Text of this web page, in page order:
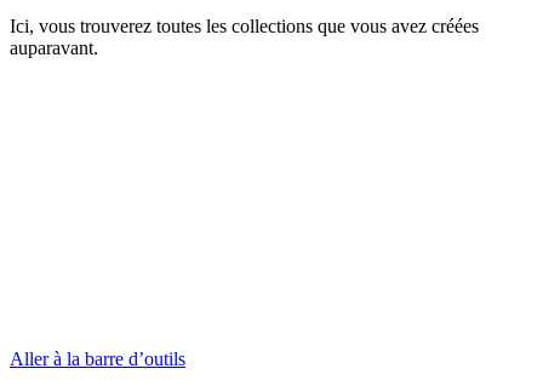
Ici, vous trouverez toutes les collections que vous avez créées
auparavant.
Aller à la barre d’outils